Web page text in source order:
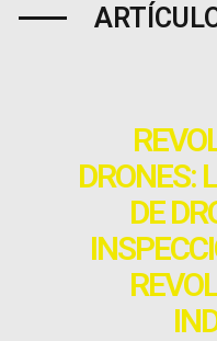
DRONES:
DE